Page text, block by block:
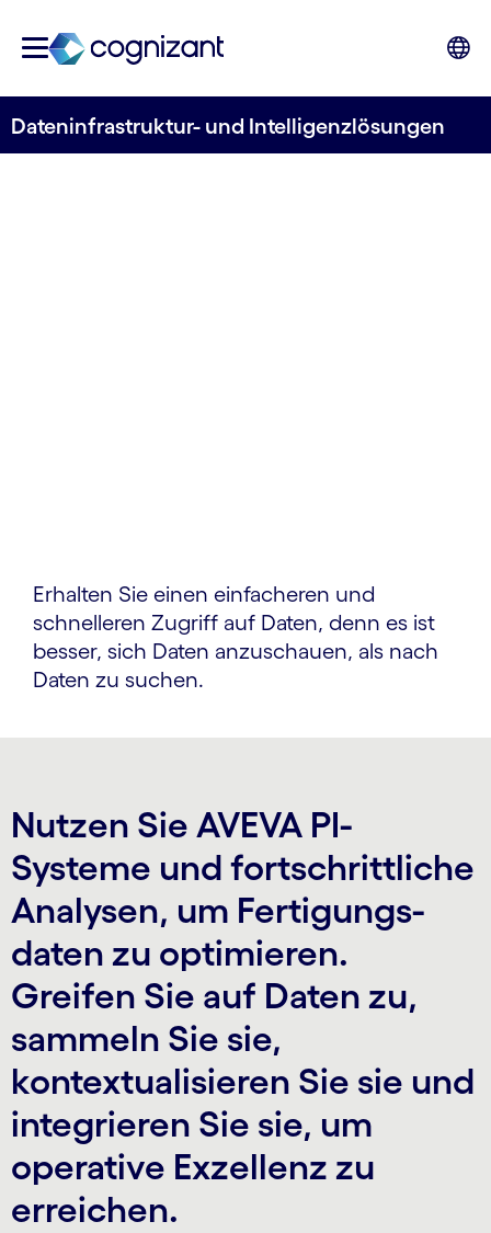
Dateninfrastruktur- und Intelligenzlösungen
Erhalten Sie einen einfacheren und
schnelleren Zugriff auf Daten, denn es ist
besser, sich Daten anzuschauen, als nach
Daten zu suchen.
Nutzen Sie AVEVA PI-
Systeme und fortschrittliche
Analysen, um Fertigungs­
daten zu optimieren.
Greifen Sie auf Daten zu,
sammeln Sie sie,
kontextualisieren Sie sie und
integrieren Sie sie, um
operative Exzellenz zu
erreichen.